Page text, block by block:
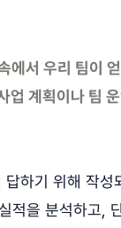
에서 우리 팀이
업 계획이나 팀
하기 위해 작성
적을 분석하고,